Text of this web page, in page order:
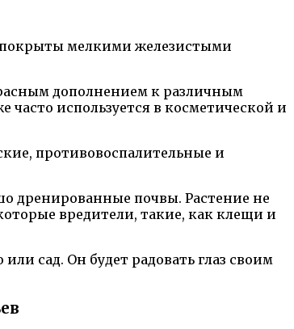
мелкими железистыми
дополнением к различным
используется в косметической и
противовоспалительные и
дренированные почвы. Растение не
вредители, такие, как клещи и
сад. Он будет радовать глаз своим